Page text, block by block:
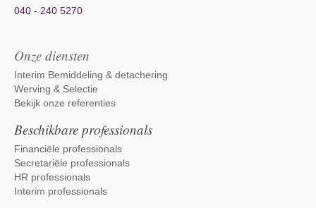
040 - 240 5270
Onze diensten
Interim Bemiddeling & detachering
Werving & Selectie
Bekijk onze referenties
Beschikbare professionals
Financiële professionals
Secretariële professionals
HR professionals
Interim professionals